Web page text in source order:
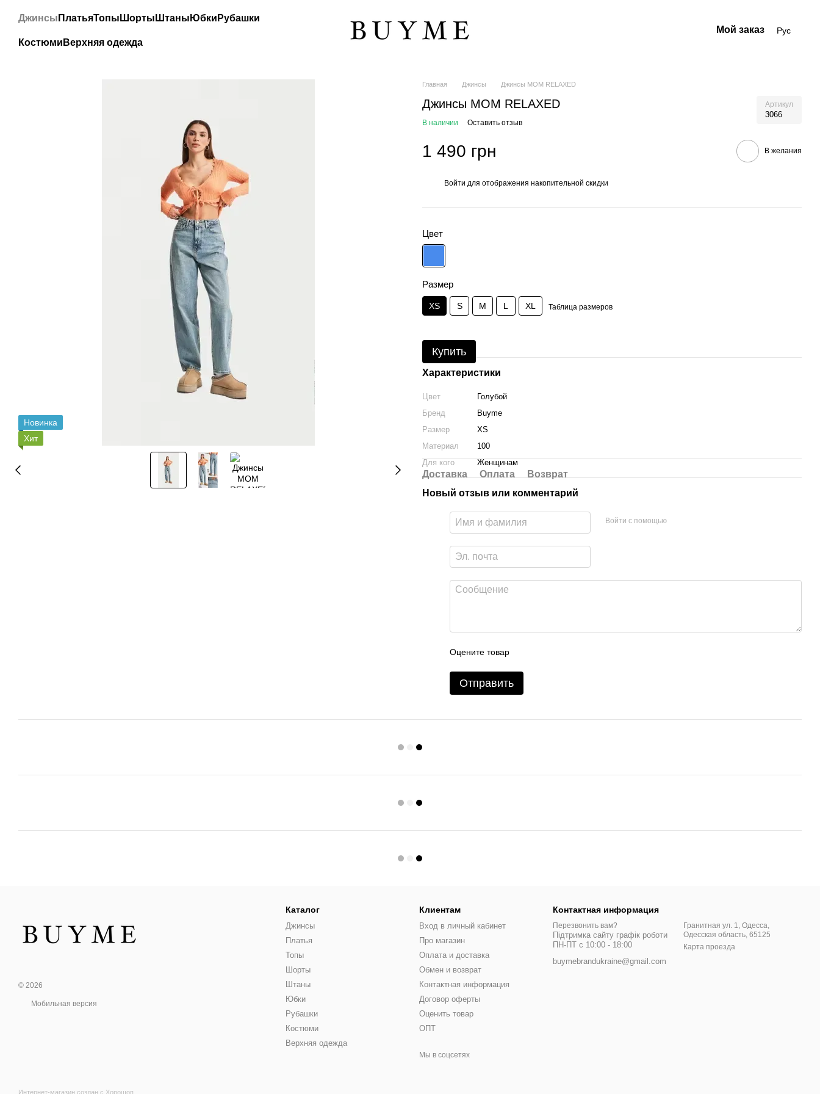
Джинсы ПлатьяТопы Шорты Штаны Юбки Рубашки
Костюми Верхняя одежда
Мой заказ Рус
Новинка
Хит
Главная Джинсы Джинсы MOM RELAXED
Джинсы MOM RELAXED Артикул
3066
В наличии Оставить отзыв
1 490 грн В желания
Войти для отображения накопительной скидки
Цвет
Размер
XS S M L XL Таблица размеров
Купить
Характеристики
Цвет
Голубой
Бренд
Buyme
Размер
XS
Материал
100
Для кого
Женщинам
Доставка Оплата
Возврат
Новый отзыв или комментарий
Войти с помощью
Оцените товар
Отправить
© 2026
Мобильная версия
Интернет-магазин создан с Хорошоп
Каталог
Джинсы
Платья
Топы
Шорты
Штаны
Юбки
Рубашки
Костюми
Верхняя одежда
Клиентам
Вход в личный кабинет
Про магазин
Оплата и доставка
Обмен и возврат
Контактная информация
Договор оферты
Оценить товар
ОПТ
Мы в соцсетях
Контактная информация
Перезвонить вам?
Підтримка сайту графік роботи
ПН-ПТ с 10:00 - 18:00
buymebrandukraine@gmail.com
Гранитная ул. 1, Одесса,
Одесская область, 65125
Карта проезда